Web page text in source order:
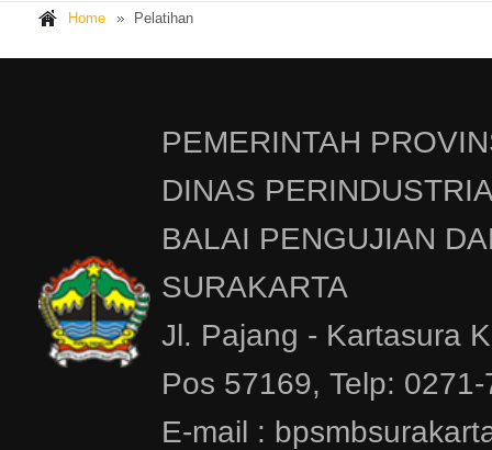
Home Pelatihan
PEMERINTAH
DINAS
BALAI PENGUJIAN
SURAKARTA
Jl. Pajang - Kartasura
Pos 57169, Telp:
E-mail :